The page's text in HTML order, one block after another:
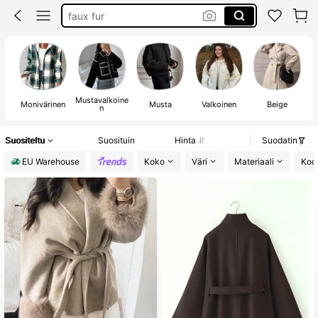
faux fur
jacket
Monivärinen Mustavalkoine
n Musta Valkoinen Beige
Suositeltu Suosituin Hinta
Suodatin
EU Warehouse
Koko Väri Materiaali